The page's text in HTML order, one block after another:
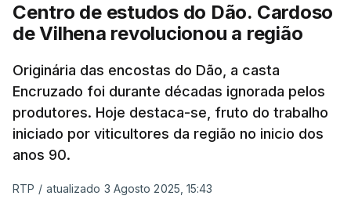
Centro de estudos do Dão. Cardoso
de Vilhena revolucionou a região
Originária das encostas do Dão, a casta
Encruzado foi durante décadas ignorada pelos
produtores. Hoje destaca-se, fruto do trabalho
iniciado por viticultores da região no inicio dos
anos 90.
RTP / atualizado 3 Agosto 2025, 15:43